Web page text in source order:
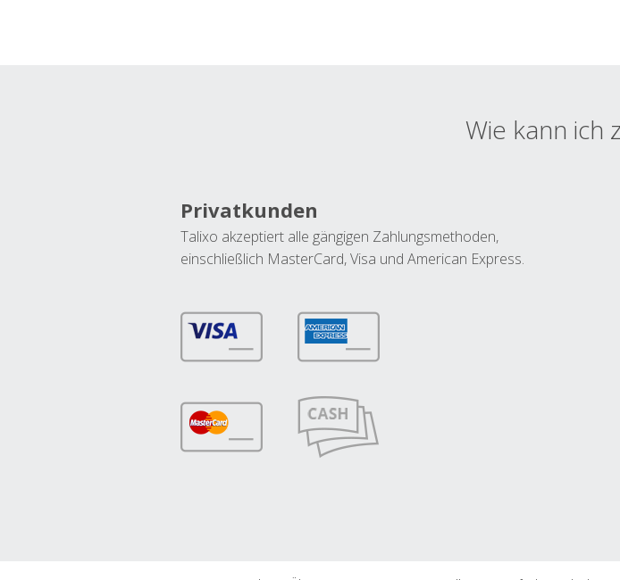
Wie kann ich
Privatkunden
Talixo akzeptiert alle gängigen Zahlungsmethoden,
einschließlich MasterCard, Visa und American Express.